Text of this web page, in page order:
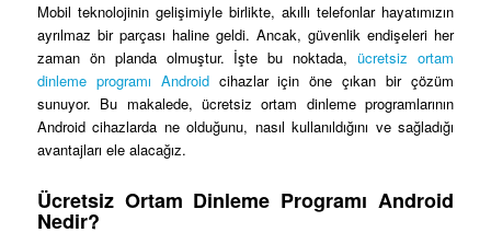
Mobil teknolojinin gelişimiyle birlikte, akıllı telefonlar hayatımızın
ayrılmaz bir parçası haline geldi. Ancak, güvenlik endişeleri her
zaman ön planda olmuştur. İşte bu noktada,ücretsiz ortam
dinleme programı Androidcihazlar için öne çıkan bir çözüm
sunuyor. Bu makalede, ücretsiz ortam dinleme programlarının
Android cihazlarda ne olduğunu, nasıl kullanıldığını ve sağladığı
avantajları ele alacağız.
Ücretsiz Ortam Dinleme Programı Android
Nedir?